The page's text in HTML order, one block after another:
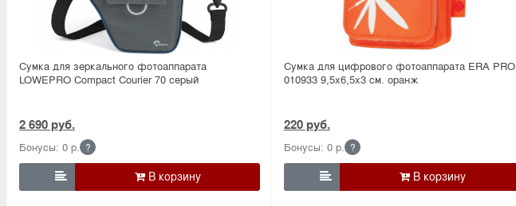
Сумка для зеркального фотоаппарата
LOWEPRO Compact Courier 70 серый
2 690 руб.
Бонусы: 0 р. ?

Сумка для цифрового фотоаппарата ERA PRO
010933 9,5х6,5х3 см. оранж
220 руб.
Бонусы: 0 р. ?
